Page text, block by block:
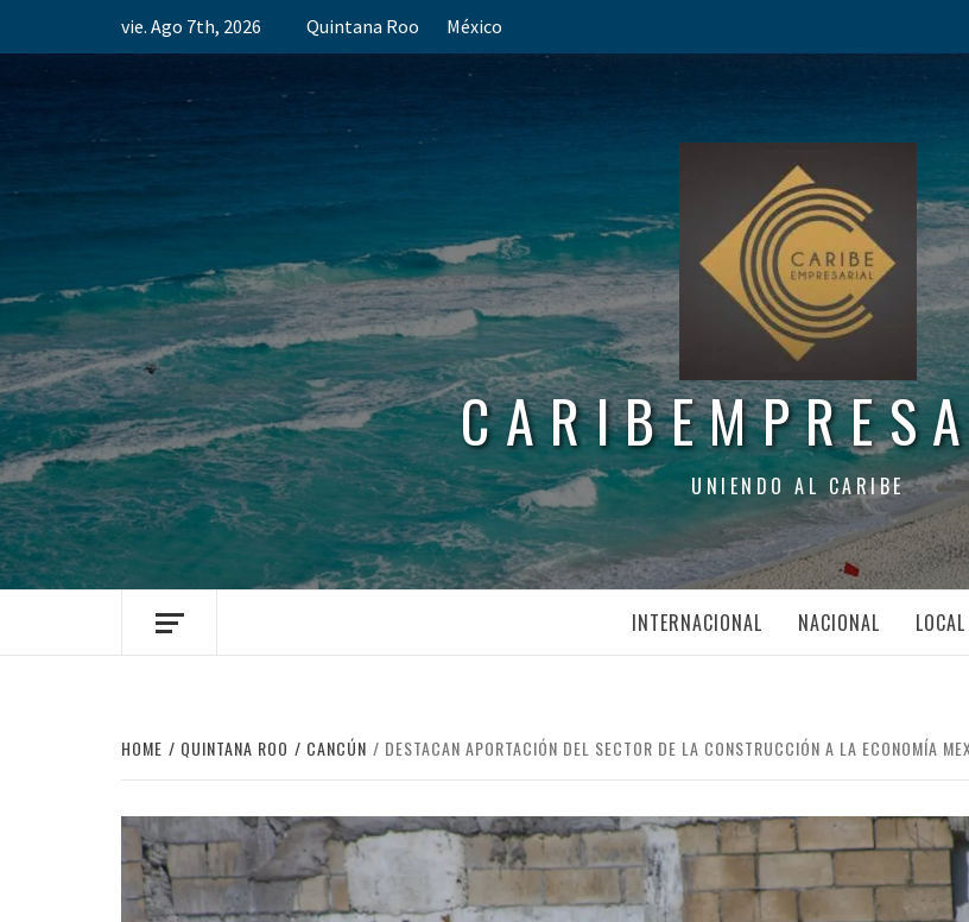
vie. Ago 7th, 2026 Quintana Roo México
UNIENDO AL CARIBE
INTERNACIONAL NACIONAL LOCAL
HOME QUINTANA ROO CANCÚN DESTACAN APORTACIÓN DEL SECTOR DE LA CONSTRUCCIÓN A LA ECONOMÍA